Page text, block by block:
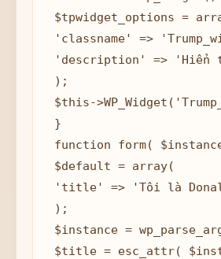
$tpwidget_options =
'classname' =>
'description' => 'Hiển
);
$this-
}
function form(
$default = array(
'title' => 'Tôi là
);
$instance =
$title = esc_attr(